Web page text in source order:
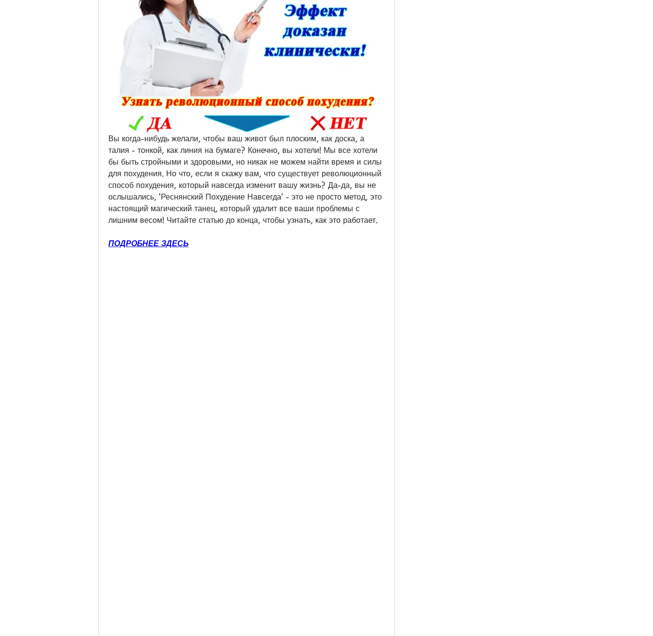
Вы когда-нибудь желали, чтобы ваш живот был плоским, как доска, а
талия - тонкой, как линия на бумаге? Конечно, вы хотели! Мы все хотели
бы быть стройными и здоровыми, но никак не можем найти время и силы
для похудения. Но что, если я скажу вам, что существует революционный
способ похудения, который навсегда изменит вашу жизнь? Да-да, вы не
ослышались, 'Реснянский Похудение Навсегда' - это не просто метод, это
настоящий магический танец, который удалит все ваши проблемы с
лишним весом! Читайте статью до конца, чтобы узнать, как это работает.
ПОДРОБНЕЕ ЗДЕСЬ